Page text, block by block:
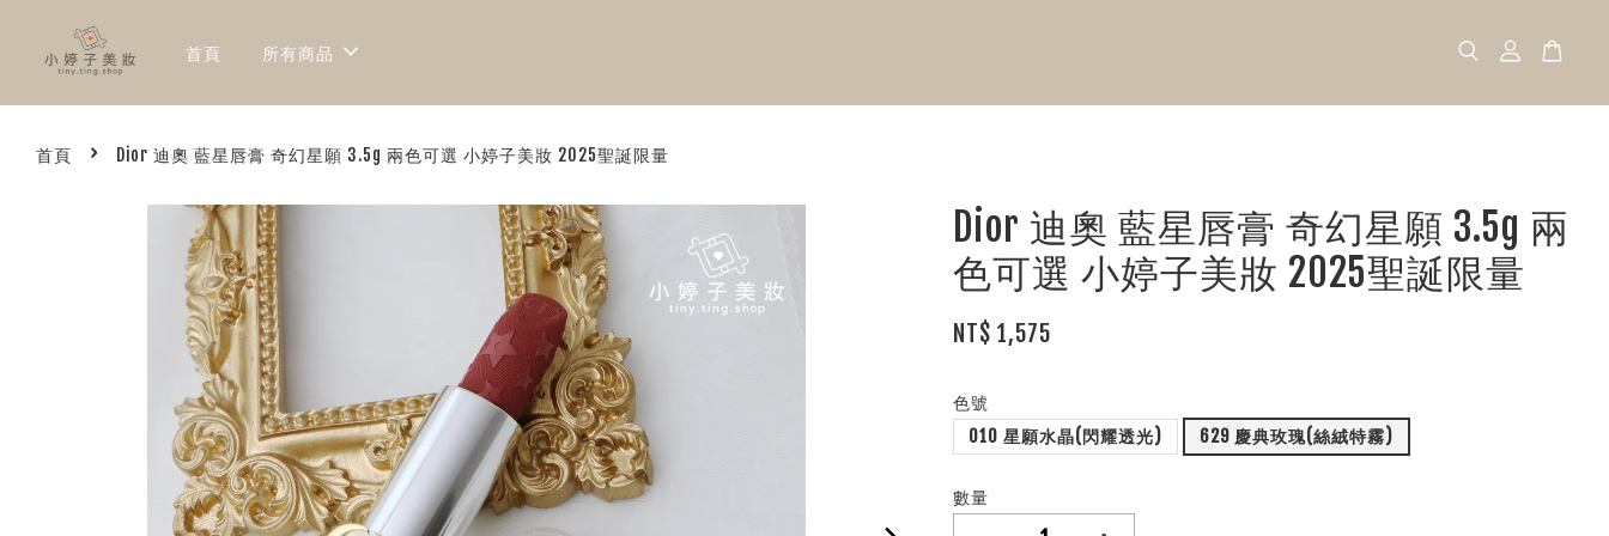
首頁 所有商品
首頁 › Dior 迪奧 藍星唇膏 奇幻星願 3.5g 兩色可選 小婷子美妝 2025聖誕限量
Dior 迪奧 藍星唇膏 奇幻星願 3.5g 兩
色可選 小婷子美妝 2025聖誕限量
NT$ 1,575
色號
010 星願水晶(閃耀透光)
629 慶典玫瑰(絲絨特霧)
數量